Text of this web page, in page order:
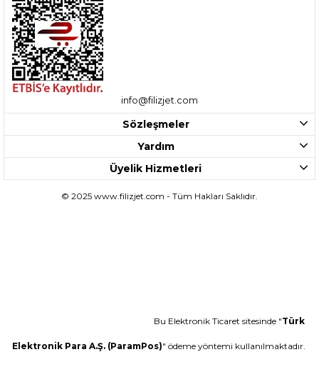
info@filizjet.com
Sözleşmeler
Yardım
Üyelik Hizmetleri
© 2025 www.filizjet.com - Tüm Hakları Saklıdır.
Bu Elektronik Ticaret sitesinde "Türk
Elektronik Para A.Ş. (ParamPos)" ödeme yöntemi kullanılmaktadır.